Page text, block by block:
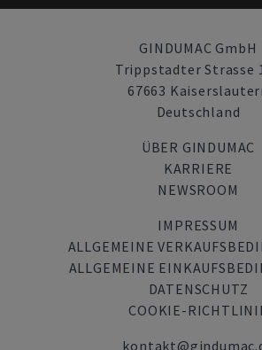
GINDUMAC GmbH
Trippstadter Strasse
67663
Deutschland
ÜBER GINDUMAC
KARRIERE
NEWSROOM
IMPRESSUM
ALLGEMEINE
ALLGEMEINE
DATENSCHUTZ
COOKIE-